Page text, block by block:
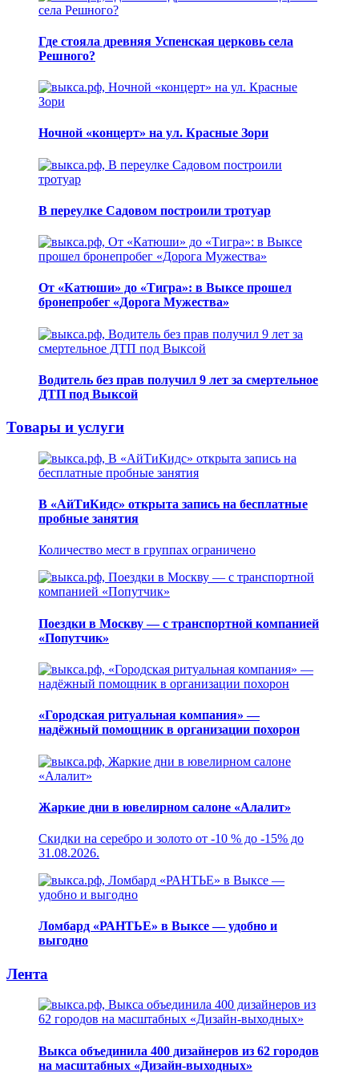
Где стояла древняя Успенская церковь села
Решного?
Ночной «концерт» на ул. Красные Зори
В переулке Садовом построили тротуар
От «Катюши» до «Тигра»: в Выксе прошел
бронепробег «Дорога Мужества»
Водитель без прав получил 9 лет за смертельное
ДТП под Выксой
Товары и услуги
В «АйТиКидс» открыта запись на бесплатные
пробные занятия
Количество мест в группах ограничено
Поездки в Москву — с транспортной компанией
«Попутчик»
«Городская ритуальная компания» —
надёжный помощник в организации похорон
Жаркие дни в ювелирном салоне «Алалит»
Скидки на серебро и золото от -10 % до -15% до
31.08.2026.
Ломбард «РАНТЬЕ» в Выксе — удобно и
выгодно
Лента
Выкса объединила 400 дизайнеров из 62 городов
на масштабных «Дизайн-выходных»